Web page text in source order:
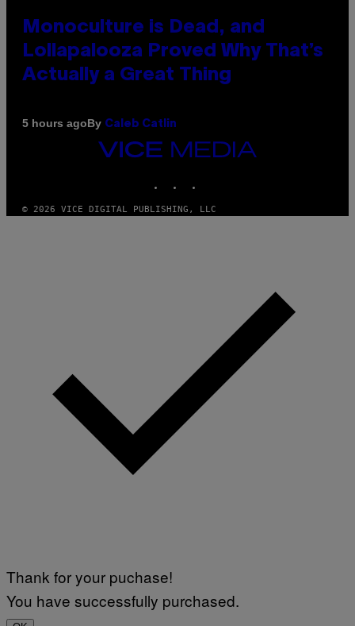
Monoculture is Dead, and
Lollapalooza Proved Why That’s
Actually a Great Thing
5 hours agoBy Caleb Catlin
VICE
MEDIA
© 2026 VICE DIGITAL PUBLISHING, LLC
Thank for your puchase!
You have successfully purchased.